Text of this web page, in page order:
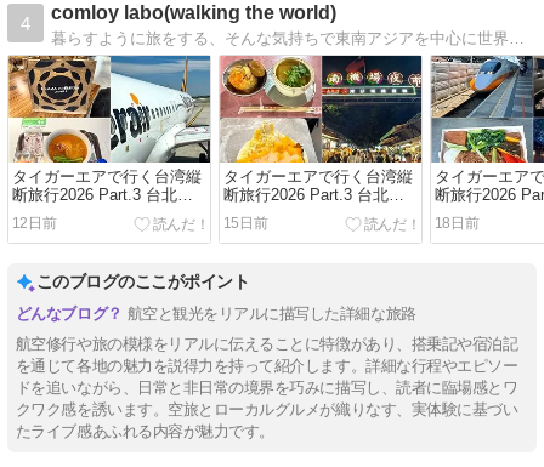
4
comloy labo(walking the world)
タイガーエアで行く台湾縦
断旅行2026 Part.3 台北編 /
Vol.3 IT202 台北→成田搭乗
記 ～Homee KITCHENとプ
ラザプレミアラウンジで旅
12日前
タイガーエアで行く台湾縦
断旅行2026 Part.3 台北編 /
Vol.2 南機場夜市 台北最後
の夜はローカルグルメ三昧
15日前
タイガーエア
断旅行2026
Vol.1 シーザ
宿泊記〜陽明
湯温泉で過ご
18日前
このブログのここがポイント
航空と観光をリアルに描写した詳細な旅路
航空修行や旅の模様をリアルに伝えることに特徴があり、搭乗記や宿泊記
を通じて各地の魅力を説得力を持って紹介します。詳細な行程やエピソー
ドを追いながら、日常と非日常の境界を巧みに描写し、読者に臨場感とワ
クワク感を誘います。空旅とローカルグルメが織りなす、実体験に基づい
たライブ感あふれる内容が魅力です。